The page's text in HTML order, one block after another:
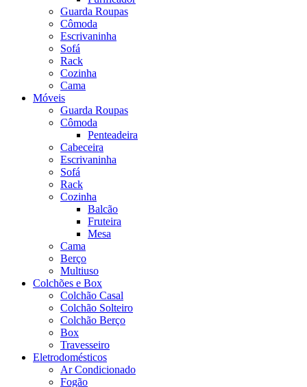
Guarda Roupas
Cômoda
Escrivaninha
Sofá
Rack
Cozinha
Cama
Móveis
Guarda Roupas
Cômoda
Penteadeira
Cabeceira
Escrivaninha
Sofá
Rack
Cozinha
Balcão
Fruteira
Mesa
Cama
Berço
Multiuso
Colchões e Box
Colchão Casal
Colchão Solteiro
Colchão Berço
Box
Travesseiro
Eletrodomésticos
Ar Condicionado
Fogão